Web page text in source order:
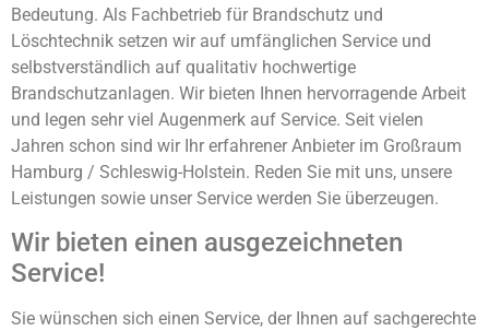
Bedeutung. Als Fachbetrieb für Brandschutz und
Löschtechnik setzen wir auf umfänglichen Service und
selbstverständlich auf qualitativ hochwertige
Brandschutzanlagen. Wir bieten Ihnen hervorragende Arbeit
und legen sehr viel Augenmerk auf Service. Seit vielen
Jahren schon sind wir Ihr erfahrener Anbieter im Großraum
Hamburg / Schleswig-Holstein. Reden Sie mit uns, unsere
Leistungen sowie unser Service werden Sie überzeugen.
Wir bieten einen ausgezeichneten
Service!
Sie wünschen sich einen Service, der Ihnen auf sachgerechte